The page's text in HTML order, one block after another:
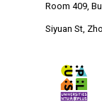
Room 409,
Siyuan St,